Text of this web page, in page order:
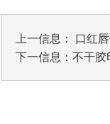
上一信息： 口红
下一信息： 不干胶